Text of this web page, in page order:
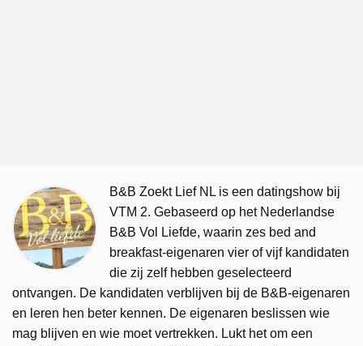
B&B Zoekt Lief NL is een datingshow bij
VTM 2. Gebaseerd op het Nederlandse
B&B Vol Liefde, waarin zes bed and
breakfast-eigenaren vier of vijf kandidaten
die zij zelf hebben geselecteerd
ontvangen. De kandidaten verblijven bij de B&B-eigenaren
en leren hen beter kennen. De eigenaren beslissen wie
mag blijven en wie moet vertrekken. Lukt het om een